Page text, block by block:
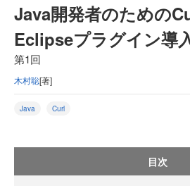
Java開発者のための
Eclipseプラグイン導
第1回
木村聡[著]
Java Curl
目次